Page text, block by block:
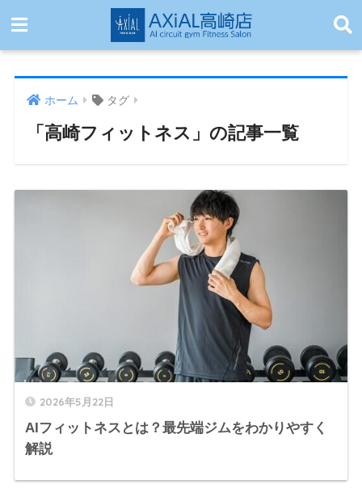
ホーム タグ
「高崎フィットネス」の記事一覧
2026年5月22日
AIフィットネスとは？最先端ジムをわかりやすく
解説